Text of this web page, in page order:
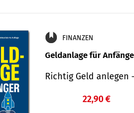
FINANZEN
Geldanlage für
Richtig Geld
22,90 €